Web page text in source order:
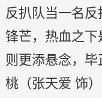
反扒队当一名
锋芒，热血之
则更添悬念，
桃（张天爱 饰